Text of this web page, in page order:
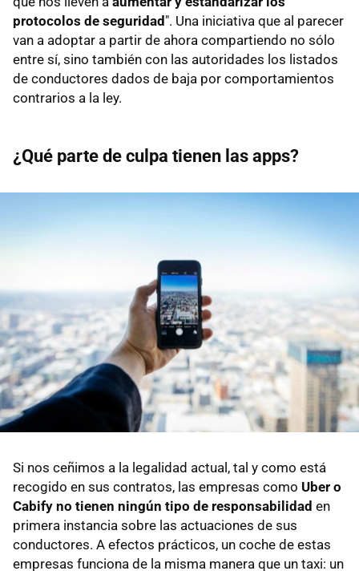
protocolos de seguridad ". Una iniciativa que al parecer
van a adoptar a partir de ahora compartiendo no sólo
entre sí, sino también con las autoridades los listados
de conductores dados de baja por comportamientos
contrarios a la ley.
¿Qué parte de culpa tienen las apps?
Si nos ceñimos a la legalidad actual, tal y como está
recogido en sus contratos, las empresas como Uber o
Cabify no tienen ningún tipo de responsabilidad en
primera instancia sobre las actuaciones de sus
conductores. A efectos prácticos, un coche de estas
empresas funciona de la misma manera que un taxi: un